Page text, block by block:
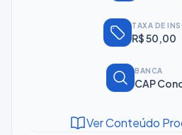
TAXA DE
R$ 50,00
BANCA
CAP
Ver Conteúdo